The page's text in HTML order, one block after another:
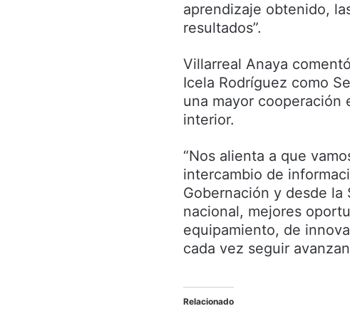
aprendizaje obtenido,
resultados”.
Villarreal Anaya
Icela Rodríguez como
una mayor cooperación
interior.
“Nos alienta a que
intercambio de
Gobernación y desde la
nacional, mejores
equipamiento, de
cada vez seguir
Relacionado